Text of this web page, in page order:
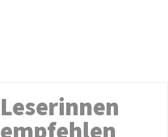
Leserinnen
empfehlen